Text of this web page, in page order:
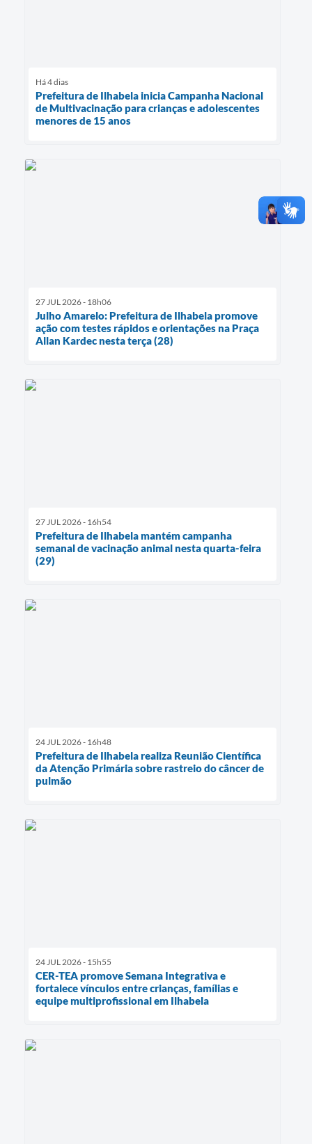
Há 4 dias
Prefeitura de Ilhabela inicia Campanha Nacional
de Multivacinação para crianças e adolescentes
menores de 15 anos
27 JUL 2026 - 18h06
Julho Amarelo: Prefeitura de Ilhabela promove
ação com testes rápidos e orientações na Praça
Allan Kardec nesta terça (28)
27 JUL 2026 - 16h54
Prefeitura de Ilhabela mantém campanha
semanal de vacinação animal nesta quarta-feira
(29)
24 JUL 2026 - 16h48
Prefeitura de Ilhabela realiza Reunião Científica
da Atenção Primária sobre rastreio do câncer de
pulmão
24 JUL 2026 - 15h55
CER-TEA promove Semana Integrativa e
fortalece vínculos entre crianças, famílias e
equipe multiprofissional em Ilhabela